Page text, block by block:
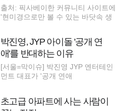
출처: 픽사베이한 커뮤니티 사이트에
'현미경으로만 볼 수 있는 바닷속 생
박진영, JYP 아이돌 '공개 연
애'를 반대하는 이유
[서울=막이슈] 박진영 JYP 엔터테인
먼트 대표가 '공개 연애
초고급 아파트에 사는 사람이